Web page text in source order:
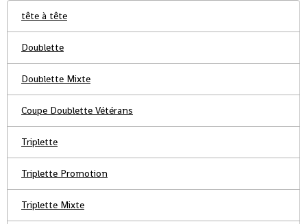
tête à tête
Doublette
Doublette Mixte
Coupe Doublette Vétérans
Triplette
Triplette Promotion
Triplette Mixte